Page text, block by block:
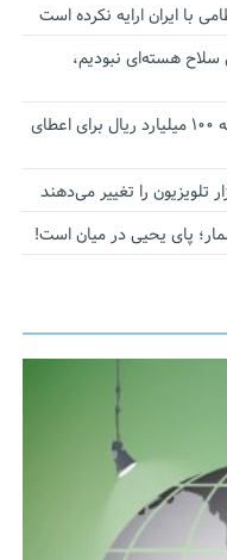
با ایران ارایه نکرده است
سلاح هسته‌ای نبودیم،
آستانه الزام به دریافت صورت های مالی به ۱۰۰ میلیارد ریال برای اعطای
تلویزیون را تغییر می‌دهند
پای یحیی در میان است!